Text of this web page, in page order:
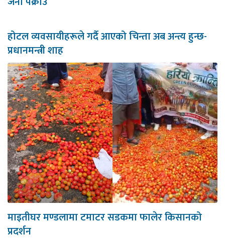
होटल व्यवसायीहरूले गर्दै आएको चिन्ता अब अन्त्य हुन्छ-
प्रधानमन्त्री शाह
माइतीघर मण्डलामा टमाटर सडकमा फालेर किसानको
प्रदर्शन